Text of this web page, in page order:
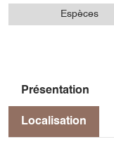
Espèces
Présentation
Localisation